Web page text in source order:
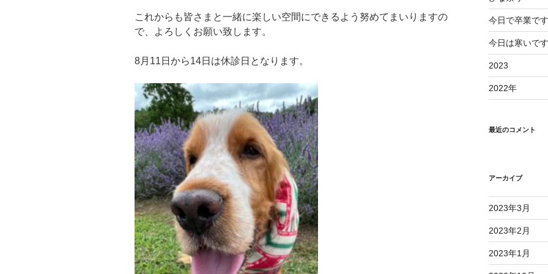
これからも皆さまと一緒に楽しい空間にできるよう努めてまいりますの
で、よろしくお願い致します。
8月11日から14日は休診日となります。
今日で卒業で
今日は寒いで
2023
2022年
最近のコメント
アーカイブ
2023年3月
2023年2月
2023年1月